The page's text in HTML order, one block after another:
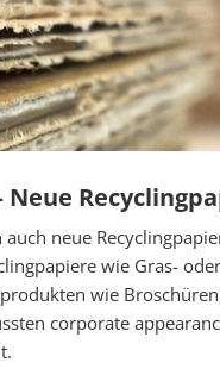
neue
wie Gras-
wie
corporate